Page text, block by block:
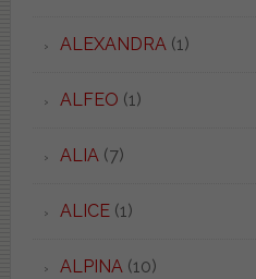
ALEXANDRA (1)
ALFEO (1)
ALIA (7)
ALICE(1)
ALPINA (10)